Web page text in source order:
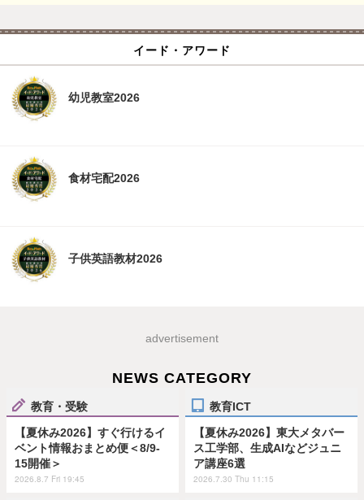
イード・アワード
幼児教室2026
食材宅配2026
子供英語教材2026
advertisement
NEWS CATEGORY
教育・受験
【夏休み2026】すぐ行けるイ
ベント情報おまとめ便＜8/9-
15開催＞
2026.8.7 Fri 19:45
教育ICT
【夏休み2026】東大メタバー
ス工学部、生成AIなどジュニ
ア講座6選
2026.7.30 Thu 11:15